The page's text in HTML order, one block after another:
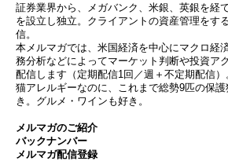
証券業界から、メガバンク、米銀、英銀を経
を設立し独立。クライアントの資産管理をす
信。
本メルマガでは、米国経済を中心にマクロ経
務分析などによってマーケット判断や投資ア
配信します（定期配信1回／週＋不定期配信）
猫アレルギーなのに、これまで総勢9匹の保
き。グルメ・ワインも好き。
メルマガのご紹介
バックナンバー
メルマガ配信登録